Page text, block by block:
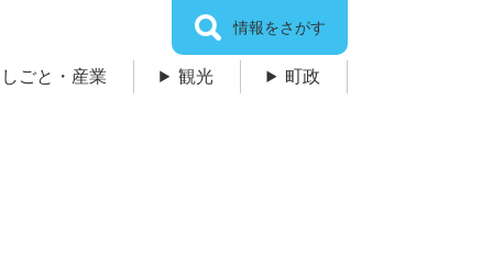
情報をさがす
しごと・産業 観光 町政